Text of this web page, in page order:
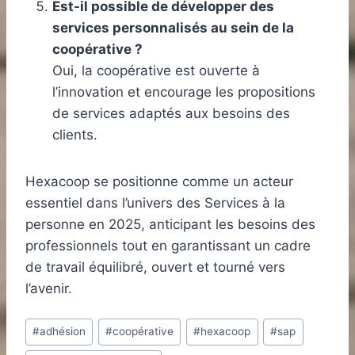
Est-il possible de développer des
services personnalisés au sein de la
coopérative ?
Oui, la coopérative est ouverte à
l’innovation et encourage les propositions
de services adaptés aux besoins des
clients.
Hexacoop se positionne comme un acteur
essentiel dans l’univers des Services à la
personne en 2025, anticipant les besoins des
professionnels tout en garantissant un cadre
de travail équilibré, ouvert et tourné vers
l’avenir.
Étiquettes
de
#adhésion #coopérative #hexacoop #sap